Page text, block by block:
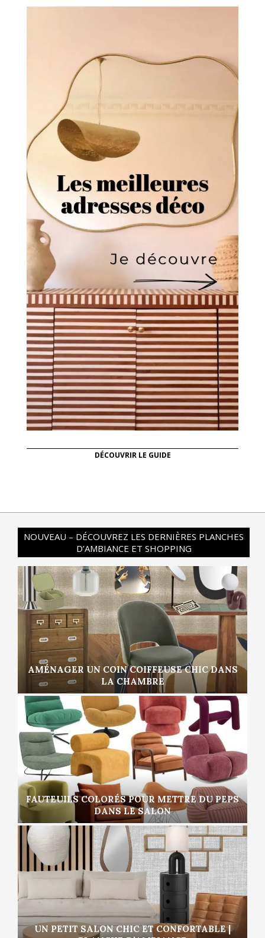
DÉCOUVRIR LE GUIDE
NOUVEAU – DÉCOUVREZ LES DERNIÈRES PLANCHES
D’AMBIANCE ET SHOPPING
AMÉNAGER UN COIN COIFFEUSE CHIC DANS
LA CHAMBRE
FAUTEUILS COLORÉS POUR METTRE DU PEPS
DANS LE SALON
UN PETIT SALON CHIC ET CONFORTABLE |